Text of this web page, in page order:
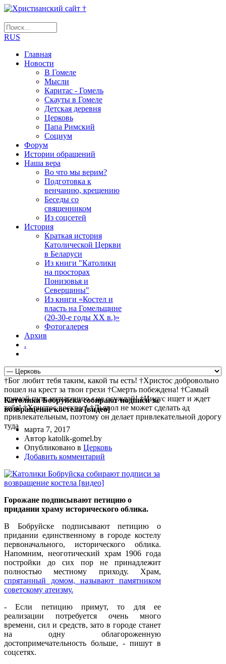
RUS
Главная
Новости
В Гомеле
Мысли
Каритас - Гомель
Скауты в Гомеле
Детская деревня
Церковь
Папа Римский
Социум
Форум
Истории обращений
Наша вера
Во что мы верим?
Подготовка к
венчанию, крещению
Беседы со
священником
Из соцсетей
История
Краткая история
Католической Церкви
в Беларуси
Из книги "Католики
на просторах
Понизовья и
Северщины"
Из книги «Костел и
власть на Гомельщине
(20-30-е годы ХХ в.)»
Фотогалерея
Архив
.
†Бог любит тебя таким, какой ты есть! †Христос добровольно
пошел на крест за твои грехи †Смерть побеждена! †Самый
прямой путь к спасению - не осуждай! †Иисус ищет и ждет
тебя! †Христос воскрес! †Дьявол не может сделать ад
привлекательным, поэтому он делает привлекательной дорогу
туда
Католики Бобруйска собирают подписи за
возвращение костела [видео]
марта 7, 2017
Автор katolik-gomel.by
Опубликовано в Церковь
Добавить комментарий
Горожане подписывают петицию о
придании храму исторического облика.
В Бобруйске подписывают петицию о
придании единственному в городе костелу
первоначального, исторического облика.
Напомним, неоготический храм 1906 года
постройки до сих пор не принадлежит
полностью местному приходу. Храм,
спрятанный домом, называют памятником
советскому атеизму.
- Если петицию примут, то для ее
реализации потребуется очень много
времени, сил и средств, зато в городе станет
на одну облагороженную
достопримечательность больше, - пишут в
соцсетях.